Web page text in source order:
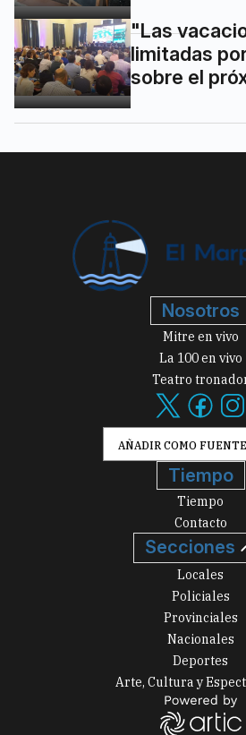
"Las
limitadas
sobre el
Nosotros
Mitre en vivo
La 100 en vivo
Teatro
AÑADIR COMO
Tiempo
Tiempo
Contacto
Secciones
Locales
Policiales
Provinciales
Nacionales
Deportes
Arte, Cultura y